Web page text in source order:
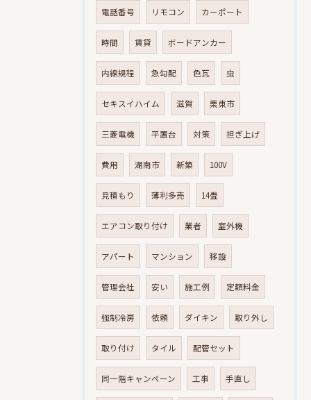
電話番号 リモコン カーポート
時間 賃貸 ボードアンカー
内線規程 急勾配 色瓦 虫
セキスイハイム 滋賀 栗東市
三菱電機 平置台 対策 担ぎ上げ
費用 湖南市 新築 100V
見積もり 薄利多売 14畳
エアコン取り付け 業者 室外機
アパート マンション 移設
管理会社 安い 施工例 定額料金
強制冷房 依頼 ダイキン 取り外し
取り付け タイル 配管セット
同一階キャンペーン 工事 手直し